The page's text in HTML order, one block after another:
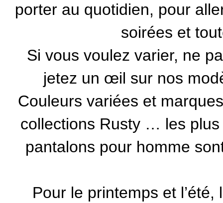
porter au quotidien, pour
soirées et
Si vous voulez varier, ne
jetez un œil sur nos
Couleurs variées et
collections Rusty … les
pantalons pour homme
Pour le printemps et